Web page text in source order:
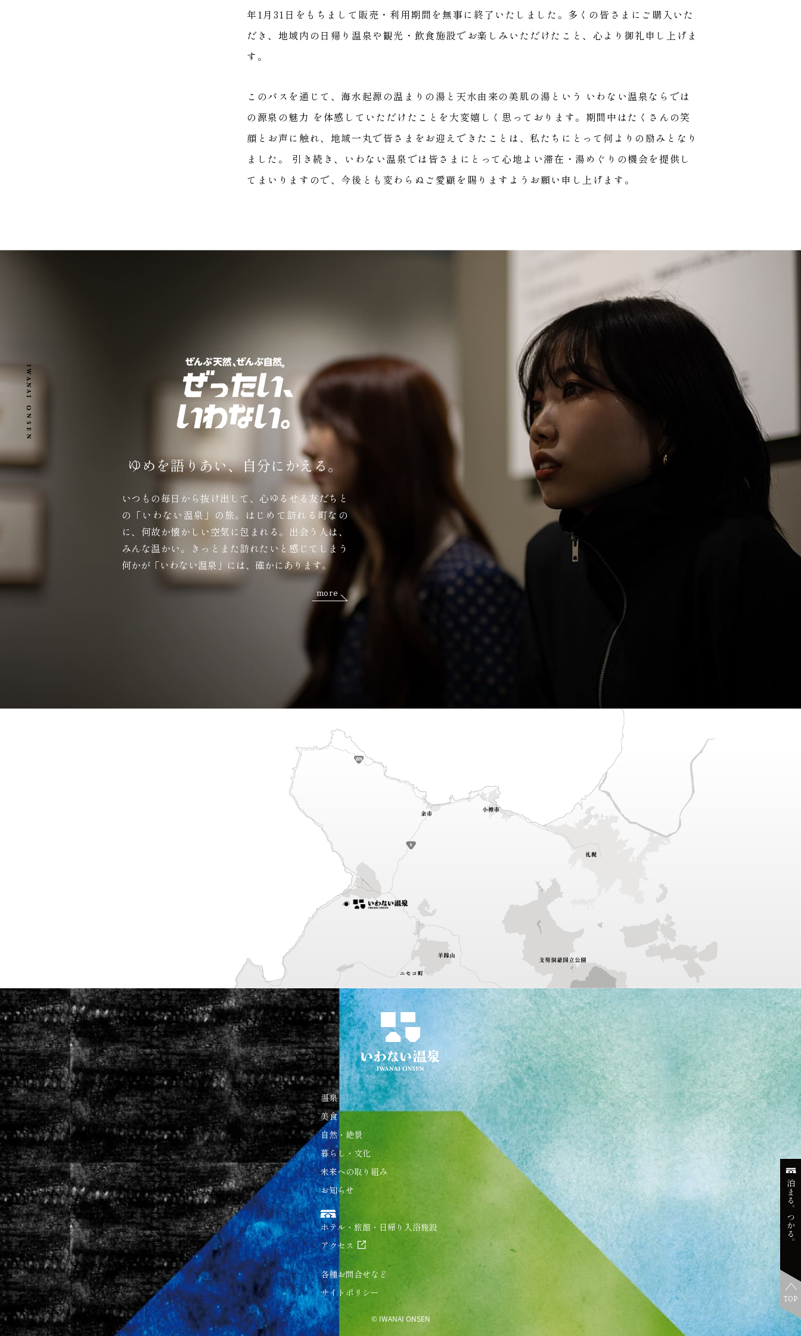
年1月31日をもちまして販売・利用期間を無事に終了いたしました。多くの皆さまにご購入いた
だき、地域内の日帰り温泉や観光・飲食施設でお楽しみいただけたこと、心より御礼申し上げま
す。
このパスを通じて、海水起源の温まりの湯と天水由来の美肌の湯という いわない温泉ならでは
の源泉の魅力 を体感していただけたことを大変嬉しく思っております。期間中はたくさんの笑
顔とお声に触れ、地域一丸で皆さまをお迎えできたことは、私たちにとって何よりの励みとなり
ました。 引き続き、いわない温泉では皆さまにとって心地よい滞在・湯めぐりの機会を提供し
てまいりますので、今後とも変わらぬご愛顧を賜りますようお願い申し上げます。
ゆめを語りあい、自分にかえる。
いつもの毎日から抜け出して、心ゆるせる友だちと
の「いわない温泉」の旅。はじめて訪れる町なの
に、何故か懐かしい空気に包まれる。出会う人は、
みんな温かい。きっとまた訪れたいと感じてしまう
何かが「いわない温泉」には、確かにあります。
more
泊まる。つかる。
TOP
温泉
美食
自然・絶景
暮らし・文化
未来への取り組み
お知らせ
ホテル・旅館・日帰り入浴施設
アクセス
各種お問合せなど
サイトポリシー
© IWANAI ONSEN